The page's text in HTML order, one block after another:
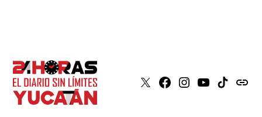
X Faceboook
Instagram
YoutubeTiktokissuu